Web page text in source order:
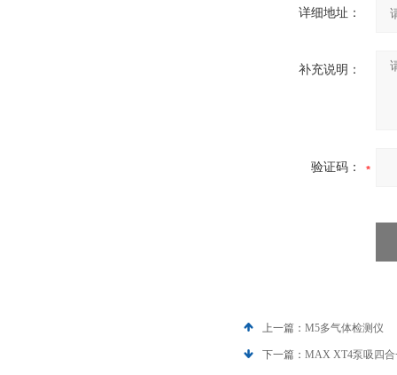
详细地址：
补充说明：
验证码：
上一篇： M5多气体检测仪
下一篇： MAX XT4泵吸四